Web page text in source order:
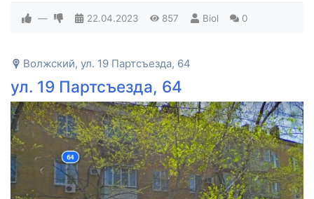
— 22.04.2023 857 Biol 0
Волжский, ул. 19 Партсъезда, 64
ул. 19 Партсъезда, 64